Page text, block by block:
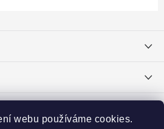
webu používáme cookies.